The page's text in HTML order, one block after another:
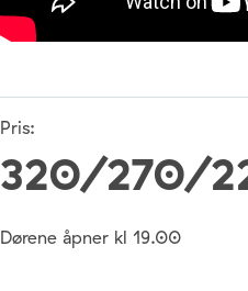
Pris:
320/270/
Dørene åpner kl 19.00